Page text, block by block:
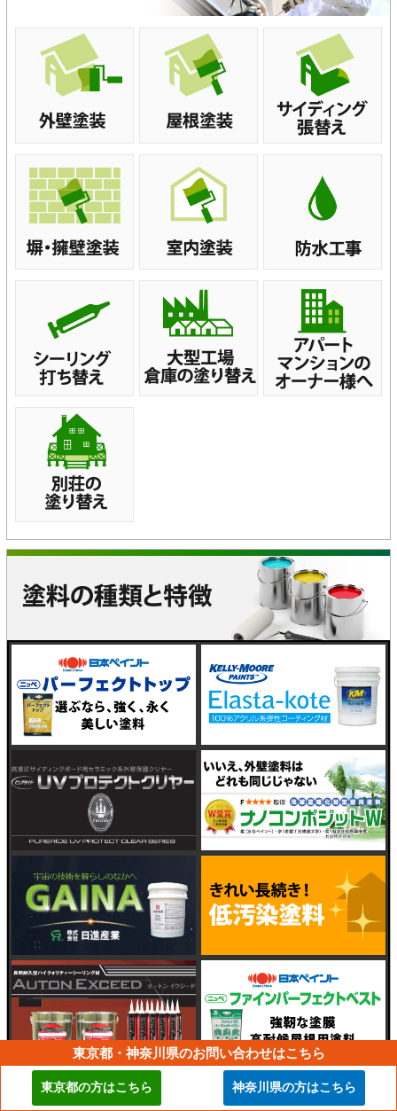
東京都・神奈川県のお問い合わせはこちら
東京都の方はこちら 神奈川県の方はこちら